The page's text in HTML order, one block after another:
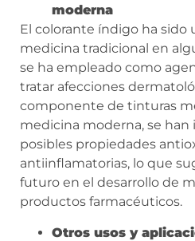
moderna
El colorante índigo ha sido
medicina tradicional en
se ha empleado como
tratar afecciones
componente de tinturas
medicina moderna, se han
posibles propiedades
antiinflamatorias, lo que
futuro en el desarrollo de
productos farmacéuticos.
Otros usos y